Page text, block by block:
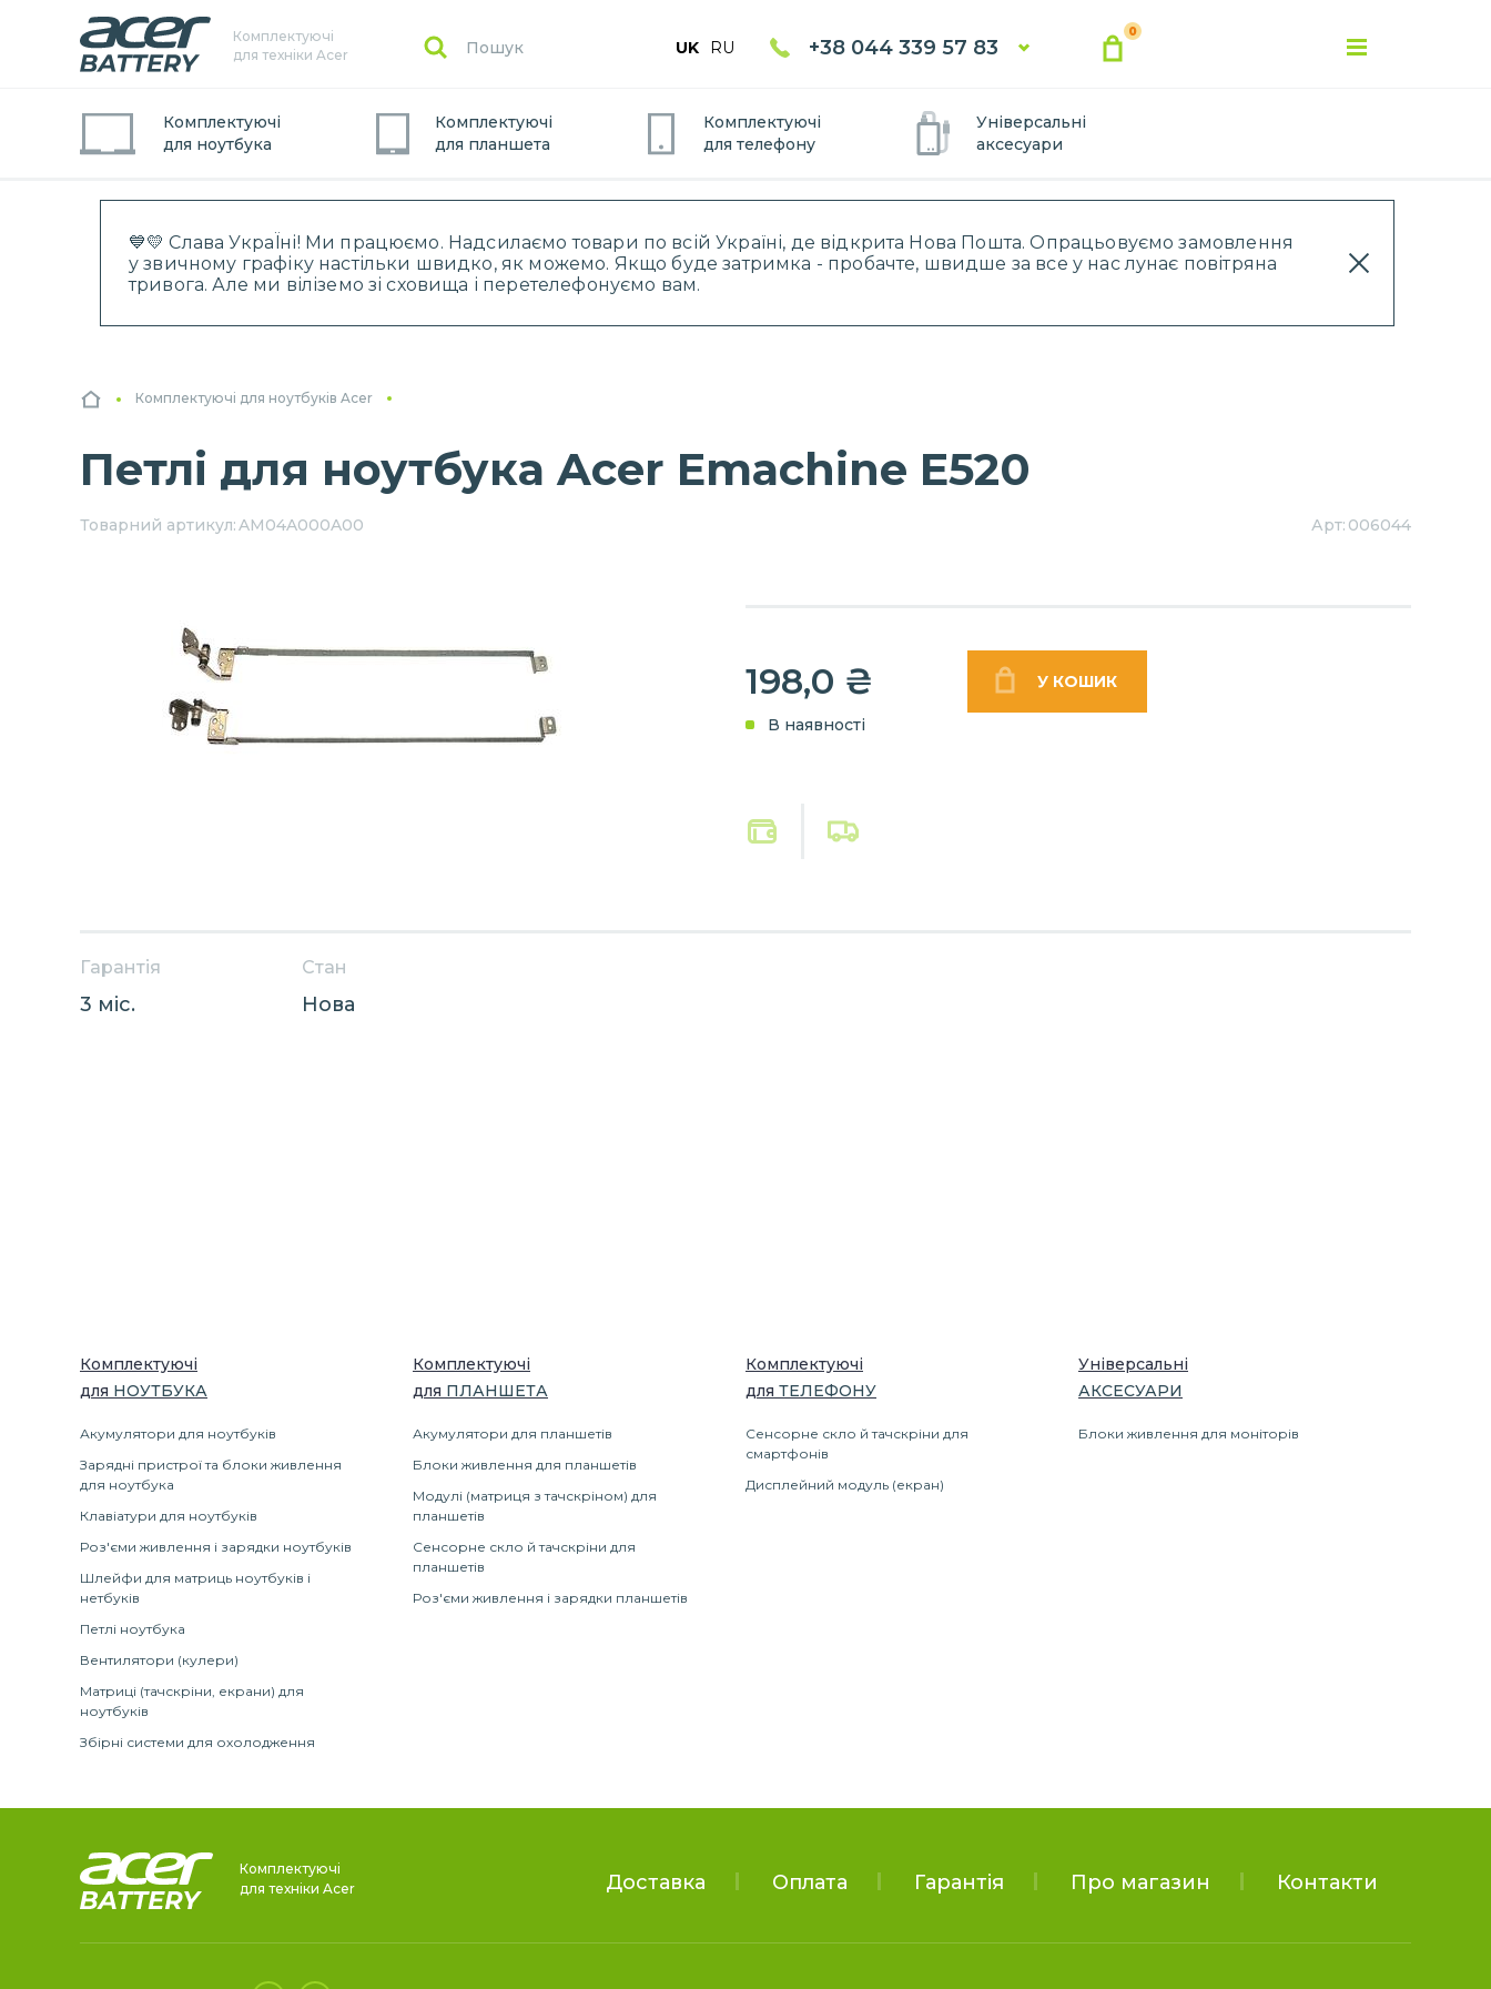
💙💛 Слава УкраЇні! Ми працюємо. Надсилаємо товари по всій Україні, де відкрита Нова Пошта. Опрацьовуємо замовлення
у звичному графіку настільки швидко, як можемо. Якщо буде затримка - пробачте, швидше за все у нас лунає повітряна
тривога. Але ми віліземо зі сховища і перетелефонуємо вам.
Комплектуючі
для техніки Acer
UK RU +38 044 339 57 83
0
Комплектуючі
для ноутбука
Комплектуючі
для планшета
Комплектуючі
для телефону
Універсальні
аксесуари
Комплектуючі для ноутбуків Acer
Петлі для ноутбука Acer Emachine E520
Товарний артикул:AM04A000A00 Арт: 006044
198,0 ₴
В наявності
Гарантія
3 міс.
Стан
Нова
Комплектуючі
для НОУТБУКА
Акумулятори для ноутбуків
Зарядні пристрої та блоки живлення
для ноутбука
Клавіатури для ноутбуків
Роз'єми живлення і зарядки ноутбуків
Шлейфи для матриць ноутбуків і
нетбуків
Петлі ноутбука
Вентилятори (кулери)
Матриці (тачскріни, екрани) для
ноутбуків
Збірні системи для охолодження
Комплектуючі
для ПЛАНШЕТА
Акумулятори для планшетів
Блоки живлення для планшетів
Модулі (матриця з тачскріном) для
планшетів
Сенсорне скло й тачскріни для
планшетів
Роз'єми живлення і зарядки планшетів
Комплектуючі
для ТЕЛЕФОНУ
Сенсорне скло й тачскріни для
смартфонів
Дисплейний модуль (екран)
Універсальні
АКСЕСУАРИ
Блоки живлення для моніторів
Комплектуючі
для техніки Acer
Доставка Оплата Гарантія Про магазин Контакти